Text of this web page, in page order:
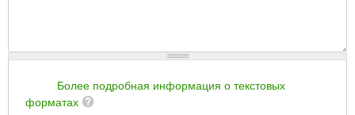
Более подробная информация о текстовых
форматах